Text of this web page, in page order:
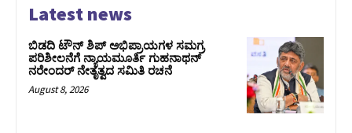
Latest news
ಬಿಡದಿ ಟೌನ್ ಶಿಪ್ ಅಭಿಪ್ರಾಯಗಳ ಸಮಗ್ರ
ಪರಿಶೀಲನೆಗೆ ನ್ಯಾಯಮೂರ್ತಿ ಗುಹನಾಥನ್
ನರೇಂದರ್ ನೇತೃತ್ವದ ಸಮಿತಿ ರಚನೆ
August 8, 2026